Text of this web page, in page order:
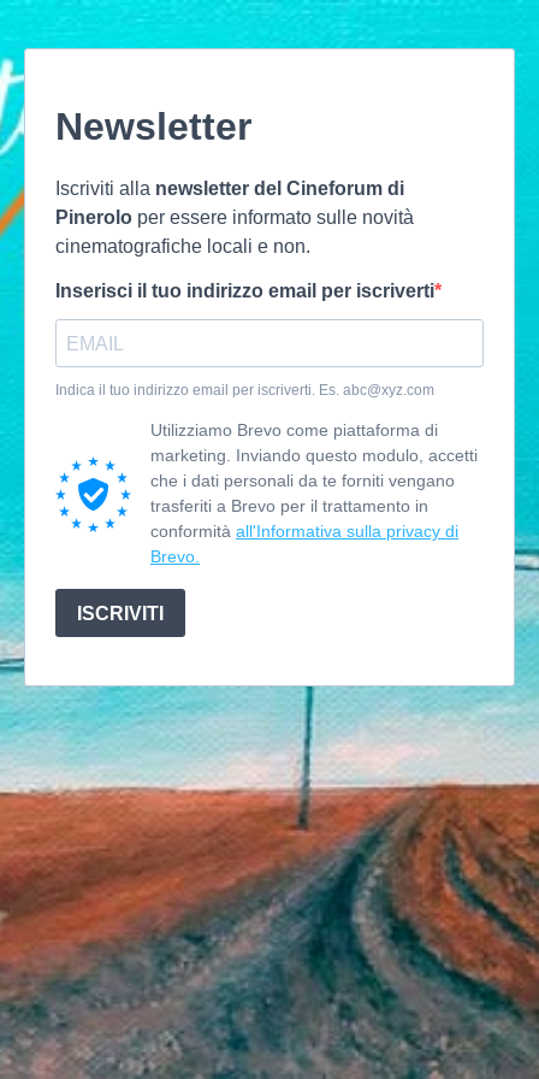
Newsletter
Iscriviti alla newsletter del Cineforum di
Pinerolo per essere informato sulle novità
cinematografiche locali e non.
Inserisci il tuo indirizzo email per iscriverti
Indica il tuo indirizzo email per iscriverti. Es. abc@xyz.com
Utilizziamo Brevo come piattaforma di
marketing. Inviando questo modulo, accetti
che i dati personali da te forniti vengano
trasferiti a Brevo per il trattamento in
conformità all'Informativa sulla privacy di
Brevo.
ISCRIVITI